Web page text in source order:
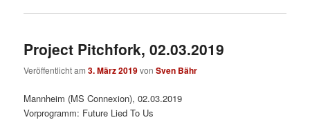
Project Pitchfork, 02.03.2019
Veröffentlicht am3. März 2019vonSven Bähr
Mannheim (MS Connexion), 02.03.2019
Vorprogramm: Future Lied To Us